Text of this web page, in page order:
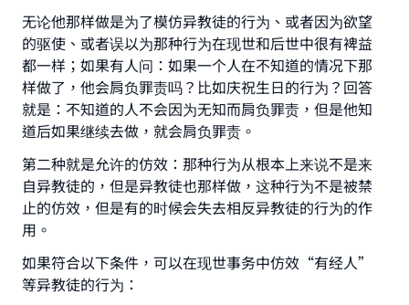
无论他那样做是为了模仿异教徒的行为、或者因为欲望
的驱使、或者误以为那种行为在现世和后世中很有裨益
都一样；如果有人问：如果一个人在不知道的情况下那
样做了，他会肩负罪责吗？比如庆祝生日的行为？回答
就是：不知道的人不会因为无知而肩负罪责，但是他知
道后如果继续去做，就会肩负罪责。
第二种就是允许的仿效：那种行为从根本上来说不是来
自异教徒的，但是异教徒也那样做，这种行为不是被禁
止的仿效，但是有的时候会失去相反异教徒的行为的作
用。
如果符合以下条件，可以在现世事务中仿效“有经人”
等异教徒的行为：
"A person who leads others to doing what is
good will earn the same reward as those who
do it."
(MUSLIM, 1893)
Support IslamQA